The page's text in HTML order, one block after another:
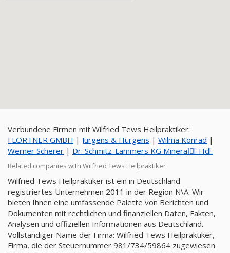
Verbundene Firmen mit Wilfried Tews Heilpraktiker:
FLORTNER GMBH | Jürgens & Hürgens | Wilma Konrad |
Werner Scherer | Dr. Schmitz-Lammers KG Mineralِl-Hdl.
Related companies with Wilfried Tews Heilpraktiker
Wilfried Tews Heilpraktiker ist ein in Deutschland
registriertes Unternehmen 2011 in der Region N\A. Wir
bieten Ihnen eine umfassende Palette von Berichten und
Dokumenten mit rechtlichen und finanziellen Daten, Fakten,
Analysen und offiziellen Informationen aus Deutschland.
Vollständiger Name der Firma: Wilfried Tews Heilpraktiker,
Firma, die der Steuernummer 981/734/59864 zugewiesen